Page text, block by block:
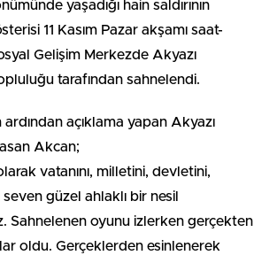
yaşadığı hain saldırının
11 Kasım Pazar akşamı saat-
Gelişim Merkezde Akyazı
tarafından sahnelendi.
açıklama yapan Akyazı
Akcan;
vatanını, milletini, devletini,
seven güzel ahlaklı bir nesil
Sahnelenen oyunu izlerken gerçekten
oldu. Gerçeklerden esinlenerek